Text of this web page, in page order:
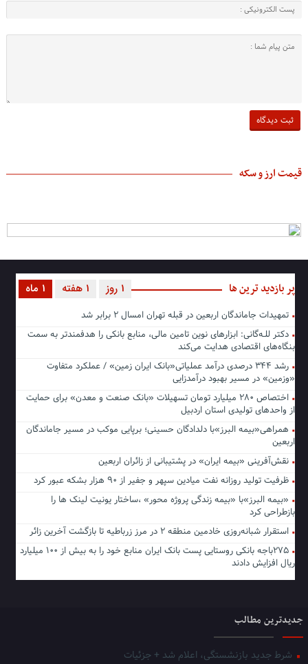
قیمت ارز و سکه
پر بازدید ترین ها 1 ماه 1 هفته 1 روز
تمهیدات جاماندگان اربعین در قبله تهران امسال ۲ برابر شد
دکتر للـه‌گانی: ابزارهای نوین تامین مالی، منابع بانکی را هدفمندتر به سمت
بنگاه‌های اقتصادی هدایت می‌کند
رشد ۳۴۴ درصدی درآمد عملیاتی«بانک ایران زمین» / عملکرد متفاوت
«وزمین» در مسیر بهبود درآمدزایی
اختصاص ۲۸۰ میلیارد تومان تسهیلات «بانک صنعت و معدن» برای حمایت
از واحدهای تولیدی استان اردبیل
همراهی«بیمه البرز»با دلدادگان حسینی؛ برپایی موکب در مسیر جاماندگان
اربعین
نقش‌آفرینی «بیمه ایران» در پشتیبانی از زائران اربعین
ظرفیت تولید روزانه نفت میادین سپهر و جفیر از ۹۰ هزار بشکه عبور کرد
«بیمه البرز»با «بیمه زندگی پروژه محور» ،ساختار یونیت لینک ها را
بازطراحی کرد
استقرار شبانه‌روزی خادمین منطقه ۲ در مرز زرباطیه تا بازگشت آخرین زائر
۲۷۵باجه بانکی روستایی پست بانک ایران منابع خود را به بیش از ۱۰۰ میلیارد
ریال افزایش دادند
جدیدترین مطالب
شرط جدید بازنشستگی، اعلام شد + جزئیات